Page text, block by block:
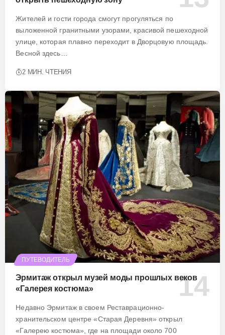
Жителей и гости города смогут прогуляться по
выложенной гранитными узорами, красивой пешеходной
улице, которая плавно переходит в Дворцовую площадь.
Весной здесь…
2 МИН. ЧТЕНИЯ
ПУТЕВОДИТЕЛЬ
Эрмитаж открыл музей моды прошлых веков
«Галерея костюма»
Недавно Эрмитаж в своем Реставрационно-
хранительском центре «Старая Деревня» открыл
«Галерею костюма», где на площади около 700